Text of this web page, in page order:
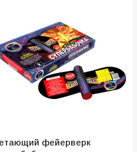
фейерверк